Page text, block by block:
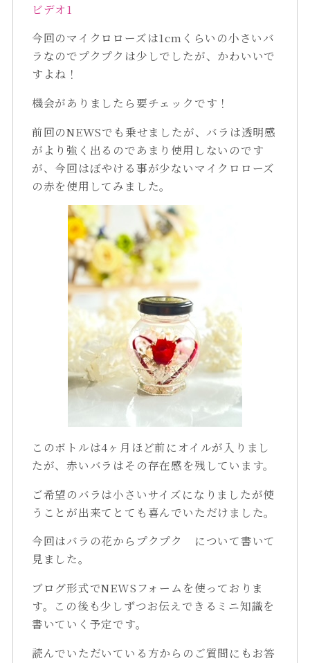
ビデオ1
今回のマイクロローズは1cmくらいの小さいバ
ラなのでプクプクは少しでしたが、かわいいで
すよね！
機会がありましたら要チェックです！
前回のNEWSでも乗せましたが、バラは透明感
がより強く出るのであまり使用しないのです
が、今回はぼやける事が少ないマイクロローズ
の赤を使用してみました。
このボトルは4ヶ月ほど前にオイルが入りまし
たが、赤いバラはその存在感を残しています。
ご希望のバラは小さいサイズになりましたが使
うことが出来てとても喜んでいただけました。
今回はバラの花からプクプク について書いて
見ました。
ブログ形式でNEWSフォームを使っておりま
す。この後も少しずつお伝えできるミニ知識を
書いていく予定です。
読んでいただいている方からのご質問にもお答